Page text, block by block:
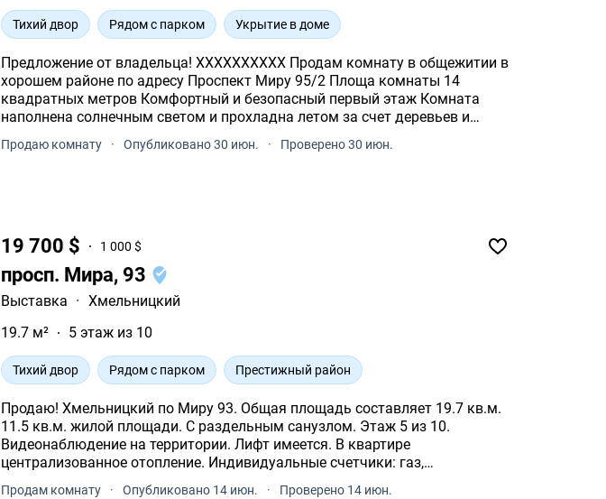
Тихий двор Рядом с парком Укрытие в доме
Предложение от владельца! XXXXXXXXXX Продам комнату в общежитии в
хорошем районе по адресу Проспект Миру 95/2 Площа комнаты 14
квадратных метров Комфортный и безопасный первый этаж Комната
наполнена солнечным светом и прохладна летом за счет деревьев и
пористости Удобная транспортная развязка, ряд.
Продаю комнату · Опубликовано 30 июн. · Проверено 30 июн.
19 700 $ 1 000 $
просп. Мира, 93
Выставка · Хмельницкий
19.7 м²
5 этаж из 10
Тихий двор Рядом с парком Престижный район
Продаю! Хмельницкий по Миру 93. Общая площадь составляет 19.7 кв.м.
11.5 кв.м. жилой площади. С раздельным санузлом. Этаж 5 из 10.
Видеонаблюдение на территории. Лифт имеется. В квартире
централизованное отопление. Индивидуальные счетчики: газ,
электричество, вода. Централизованный водопровод.
Продам комнату · Опубликовано 14 июн. · Проверено 14 июн.